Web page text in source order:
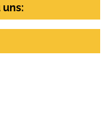
uns: